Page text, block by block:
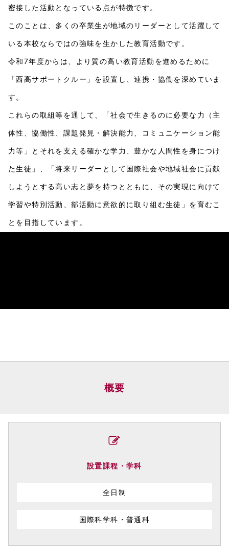
密接した活動となっている点が特徴です。
このことは、多くの卒業生が地域のリーダーとして活躍して
いる本校ならではの強味を生かした教育活動です。
令和7年度からは、より質の高い教育活動を進めるために
「西高サポートクルー」を設置し、連携・協働を深めていま
す。
これらの取組等を通して、「社会で生きるのに必要な力（主
体性、協働性、課題発見・解決能力、コミュニケーション能
力等」とそれを支える確かな学力、豊かな人間性を身につけ
た生徒」、「将来リーダーとして国際社会や地域社会に貢献
しようとする高い志と夢を持つとともに、その実現に向けて
学習や特別活動、部活動に意欲的に取り組む生徒」を育むこ
とを目指しています。
概要
設置課程・学科
全日制
国際科学科・普通科